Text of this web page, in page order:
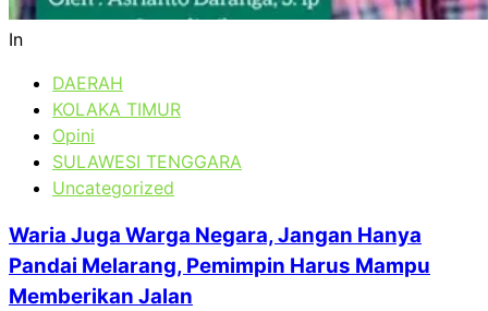
In
DAERAH
KOLAKA TIMUR
Opini
SULAWESI TENGGARA
Uncategorized
Waria Juga Warga Negara, Jangan Hanya
Pandai Melarang, Pemimpin Harus Mampu
Memberikan Jalan